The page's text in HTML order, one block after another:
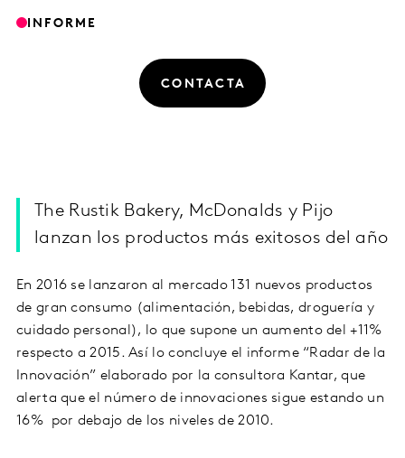
INFORME
CONTACTA
The Rustik Bakery, McDonalds y Pijo
lanzan los productos más exitosos del año
En 2016 se lanzaron al mercado 131 nuevos productos
de gran consumo (alimentación, bebidas, droguería y
cuidado personal), lo que supone un aumento del +11%
respecto a 2015. Así lo concluye el informe “Radar de la
Innovación” elaborado por la consultora Kantar, que
alerta que el número de innovaciones sigue estando un
16% por debajo de los niveles de 2010.